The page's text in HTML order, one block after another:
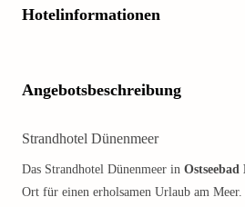
Hotelinformationen
Angebotsbeschreibung
Strandhotel Dünenmeer
Das Strandhotel Dünenmeer in Ostseebad
Ort für einen erholsamen Urlaub am